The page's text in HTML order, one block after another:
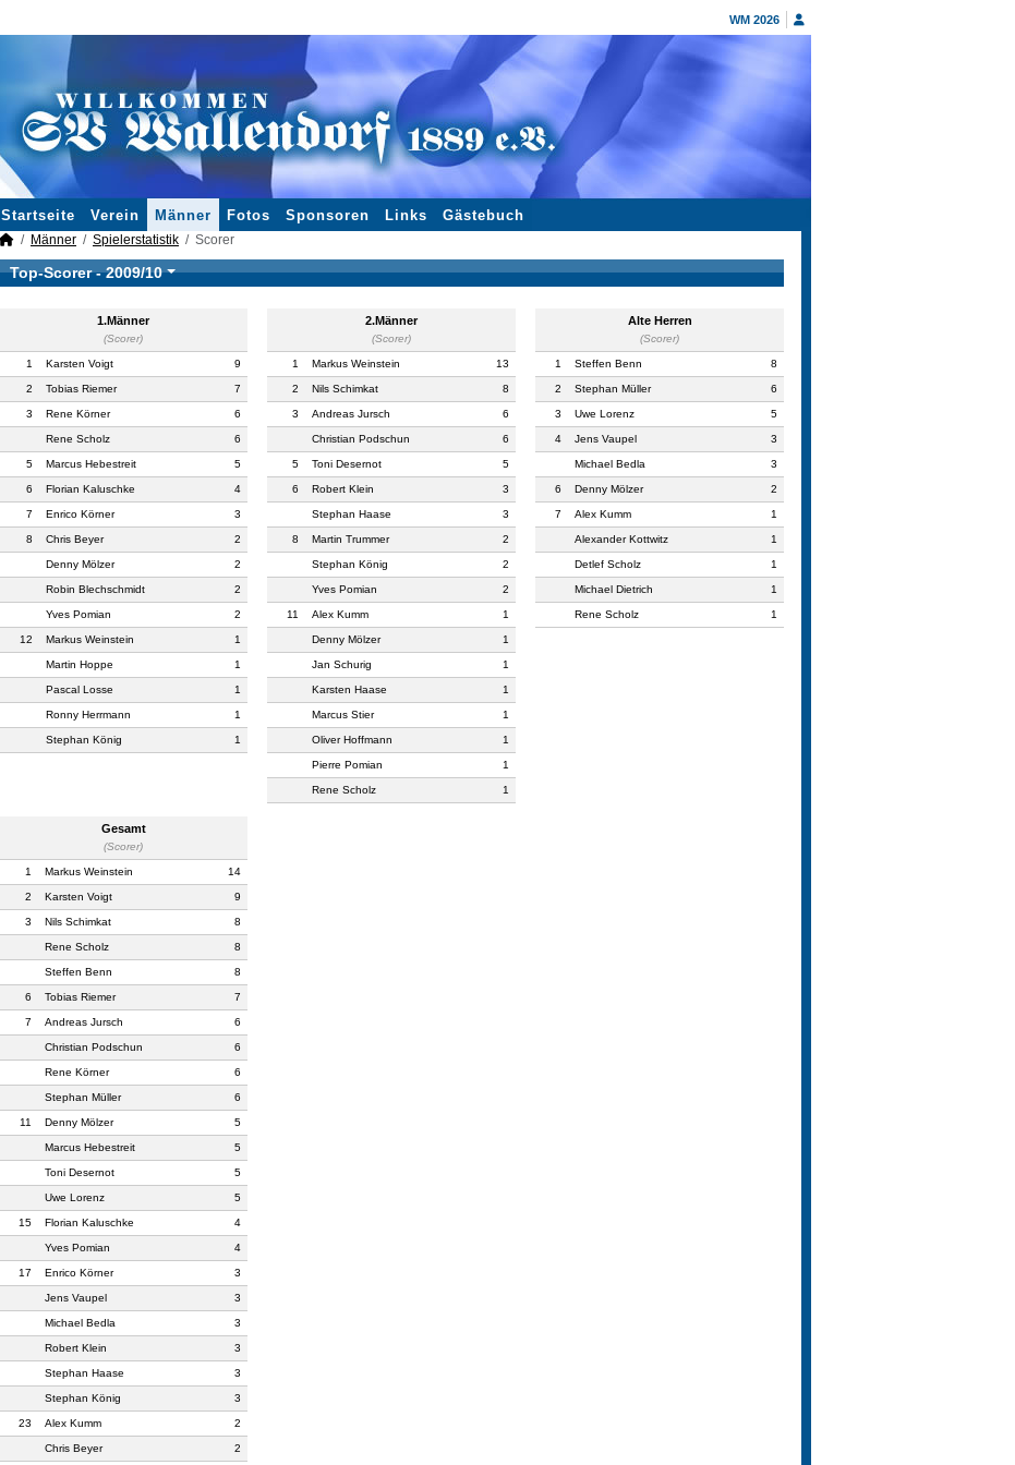
WM 2026
Startseite Verein Männer Fotos Sponsoren Links Gästebuch
Männer Spielerstatistik Scorer
Top-Scorer -2009/10
1.Männer
(Scorer)
1 Karsten Voigt 9
2 Tobias Riemer 7
3 Rene Körner 6
Rene Scholz 6
5 Marcus Hebestreit 5
6 Florian Kaluschke 4
7 Enrico Körner 3
8 Chris Beyer 2
Denny Mölzer 2
Robin Blechschmidt 2
Yves Pomian 2
12 Markus Weinstein 1
Martin Hoppe 1
Pascal Losse 1
Ronny Herrmann 1
Stephan König 1
2.Männer
(Scorer)
1 Markus Weinstein 13
2 Nils Schimkat 8
3 Andreas Jursch 6
Christian Podschun 6
5 Toni Desernot 5
6 Robert Klein 3
Stephan Haase 3
8 Martin Trummer 2
Stephan König 2
Yves Pomian 2
11 Alex Kumm 1
Denny Mölzer 1
Jan Schurig 1
Karsten Haase 1
Marcus Stier 1
Oliver Hoffmann 1
Pierre Pomian 1
Rene Scholz 1
Alte Herren
(Scorer)
1 Steffen Benn 8
2 Stephan Müller 6
3 Uwe Lorenz 5
4 Jens Vaupel 3
Michael Bedla 3
6 Denny Mölzer 2
7 Alex Kumm 1
Alexander Kottwitz 1
Detlef Scholz 1
Michael Dietrich 1
Rene Scholz 1
Gesamt
(Scorer)
1 Markus Weinstein 14
2 Karsten Voigt 9
3 Nils Schimkat 8
Rene Scholz 8
Steffen Benn 8
6 Tobias Riemer 7
7 Andreas Jursch 6
Christian Podschun 6
Rene Körner 6
Stephan Müller 6
11 Denny Mölzer 5
Marcus Hebestreit 5
Toni Desernot 5
Uwe Lorenz 5
15 Florian Kaluschke 4
Yves Pomian 4
17 Enrico Körner 3
Jens Vaupel 3
Michael Bedla 3
Robert Klein 3
Stephan Haase 3
Stephan König 3
23 Alex Kumm 2
Chris Beyer 2